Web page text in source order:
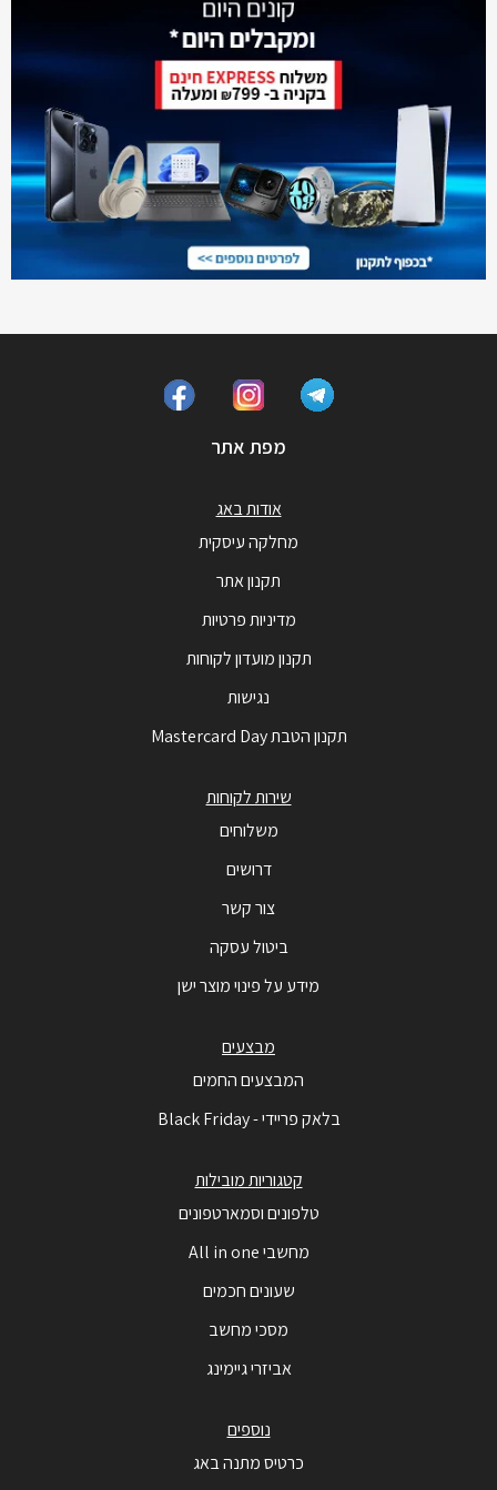
מפת אתר
אודות באג
מחלקה עיסקית
תקנון אתר
מדיניות פרטיות
תקנון מועדון לקוחות
נגישות
תקנון הטבת Mastercard Day
שירות לקוחות
משלוחים
דרושים
צור קשר
ביטול עסקה
מידע על פינוי מוצר ישן
מבצעים
המבצעים החמים
בלאק פריידי - Black Friday
קטגוריות מובילות
טלפונים וסמארטפונים
מחשבי All in one
שעונים חכמים
מסכי מחשב
אביזרי גיימינג
נוספים
כרטיס מתנה באג